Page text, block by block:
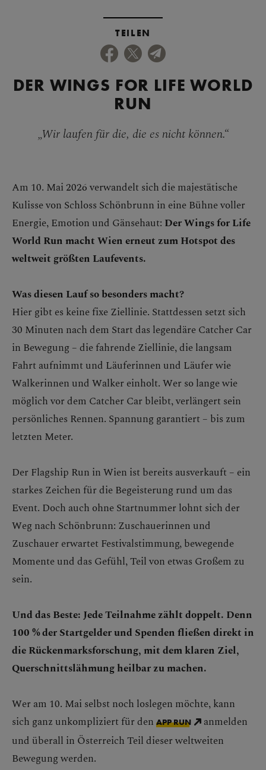
TEILEN
DER WINGS FOR LIFE WORLD
RUN
„Wir laufen für die, die es nicht können.“
Am 10. Mai 2026 verwandelt sich die majestätische
Kulisse von Schloss Schönbrunn in eine Bühne voller
Energie, Emotion und Gänsehaut: Der Wings for Life
World Run macht Wien erneut zum Hotspot des
weltweit größten Laufevents.
Was diesen Lauf so besonders macht?
Hier gibt es keine fixe Ziellinie. Stattdessen setzt sich
30 Minuten nach dem Start das legendäre Catcher Car
in Bewegung – die fahrende Ziellinie, die langsam
Fahrt aufnimmt und Läuferinnen und Läufer wie
Walkerinnen und Walker einholt. Wer so lange wie
möglich vor dem Catcher Car bleibt, verlängert sein
persönliches Rennen. Spannung garantiert – bis zum
letzten Meter.
Der Flagship Run in Wien ist bereits ausverkauft – ein
starkes Zeichen für die Begeisterung rund um das
Event. Doch auch ohne Startnummer lohnt sich der
Weg nach Schönbrunn: Zuschauerinnen und
Zuschauer erwartet Festivalstimmung, bewegende
Momente und das Gefühl, Teil von etwas Großem zu
sein.
Und das Beste: Jede Teilnahme zählt doppelt. Denn
100 % der Startgelder und Spenden fließen direkt in
die Rückenmarksforschung, mit dem klaren Ziel,
Querschnittslähmung heilbar zu machen.
Wer am 10. Mai selbst noch loslegen möchte, kann
sich ganz unkompliziert für den APP RUN
anmelden
und überall in Österreich Teil dieser weltweiten
Bewegung werden.